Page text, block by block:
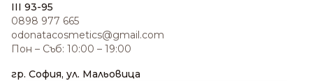
III 93-95
0898 977 665
odonatacosmetics@gmail.com
Пон – Съб: 10:00 – 19:00
гр. София, ул. Мальовица